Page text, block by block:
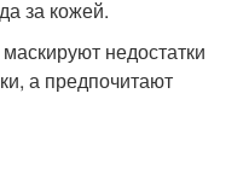
за кожей.
недостатки
а предпочитают